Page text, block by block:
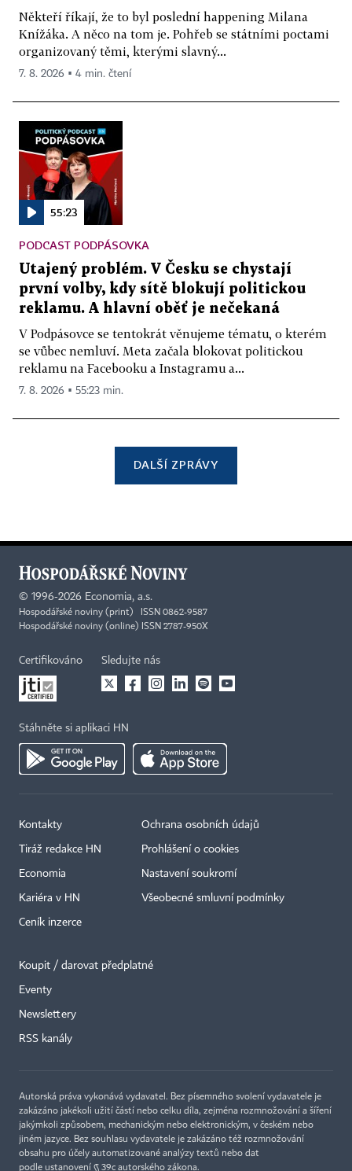
Někteří říkají, že to byl poslední happening Milana
Knížáka. A něco na tom je. Pohřeb se státními poctami
organizovaný těmi, kterými slavný...
7. 8. 2026 ▪ 4 min. čtení
55:23
PODCAST PODPÁSOVKA
Utajený problém. V Česku se chystají
první volby, kdy sítě blokují politickou
reklamu. A hlavní oběť je nečekaná
V Podpásovce se tentokrát věnujeme tématu, o kterém
se vůbec nemluví. Meta začala blokovat politickou
reklamu na Facebooku a Instagramu a...
7. 8. 2026 ▪ 55:23 min.
DALŠÍ ZPRÁVY
© 1996-2026 Economia, a.s.
Hospodářské noviny (print) ISSN 0862-9587
Hospodářské noviny (online) ISSN 2787-950X
Certifikováno Sledujte nás
Stáhněte si aplikaci HN
Kontakty
Tiráž redakce HN
Economia
Kariéra v HN
Ceník inzerce
Ochrana osobních údajů
Prohlášení o cookies
Nastavení soukromí
Všeobecné smluvní podmínky
Koupit / darovat předplatné
Eventy
Newslettery
RSS kanály
Autorská práva vykonává vydavatel. Bez písemného svolení vydavatele je
zakázáno jakékoli užití částí nebo celku díla, zejména rozmnožování a šíření
jakýmkoli způsobem, mechanickým nebo elektronickým, v českém nebo
jiném jazyce. Bez souhlasu vydavatele je zakázáno též rozmnožování
obsahu pro účely automatizované analýzy textů nebo dat
podle ustanovení § 39c autorského zákona.